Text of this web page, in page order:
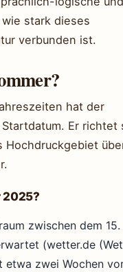
stark dieses
verbunden ist.
hat der
Er richtet
Hochdruckgebiet
2025?
zwischen dem
(wetter.de
etwa zwei Wochen